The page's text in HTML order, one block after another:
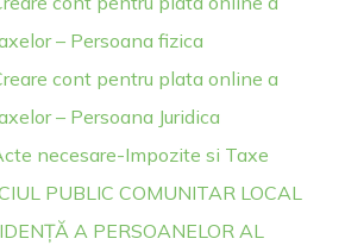
– Persoana fizica
cont pentru plata online a
– Persoana Juridica
necesare-Impozite si Taxe
PUBLIC COMUNITAR LOCAL
A PERSOANELOR AL